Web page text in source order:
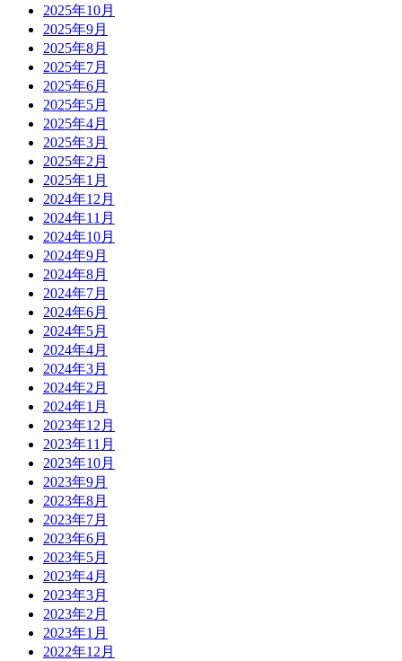
2025年10月
2025年9月
2025年8月
2025年7月
2025年6月
2025年5月
2025年4月
2025年3月
2025年2月
2025年1月
2024年12月
2024年11月
2024年10月
2024年9月
2024年8月
2024年7月
2024年6月
2024年5月
2024年4月
2024年3月
2024年2月
2024年1月
2023年12月
2023年11月
2023年10月
2023年9月
2023年8月
2023年7月
2023年6月
2023年5月
2023年4月
2023年3月
2023年2月
2023年1月
2022年12月